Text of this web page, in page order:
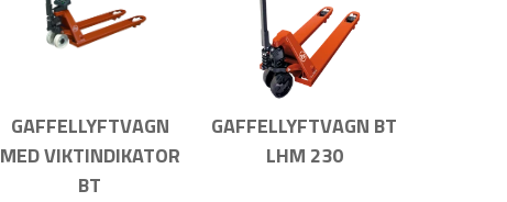
GAFFELLYFTVAGN
MED VIKTINDIKATOR
BT
GAFFELLYFTVAGN BT
LHM 230